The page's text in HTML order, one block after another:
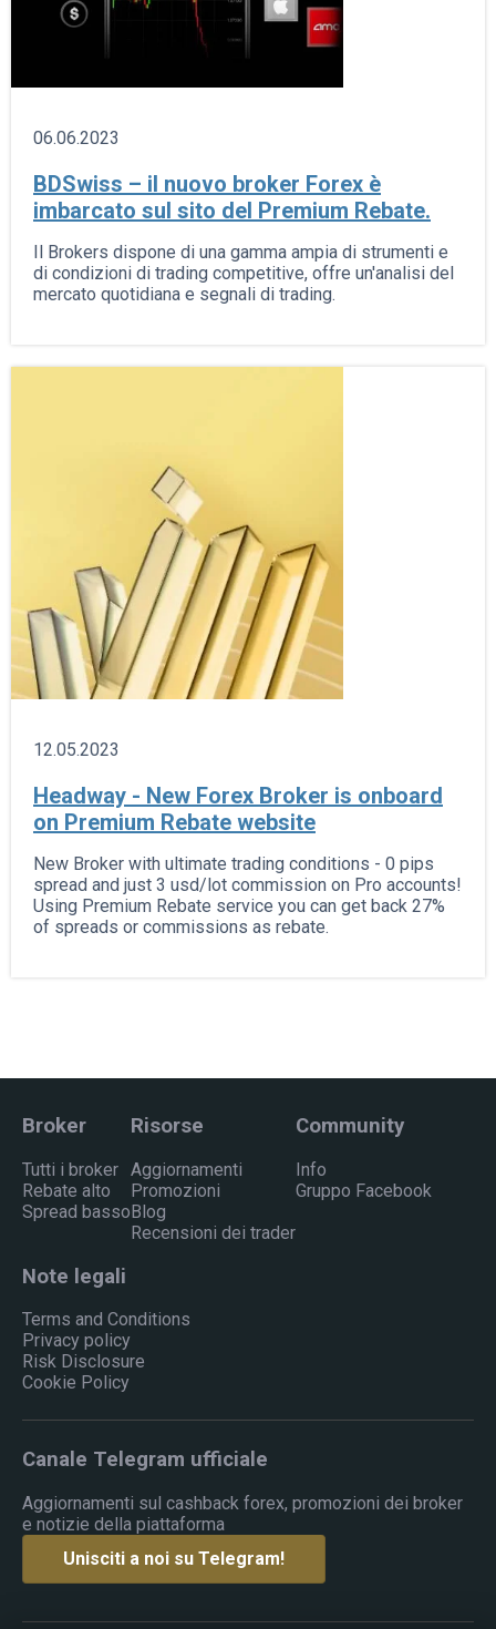
06.06.2023
BDSwiss – il nuovo broker Forex è
imbarcato sul sito del Premium Rebate.
Il Brokers dispone di una gamma ampia di strumenti e
di condizioni di trading competitive, offre un'analisi del
mercato quotidiana e segnali di trading.
12.05.2023
Headway - New Forex Broker is onboard
on Premium Rebate website
New Broker with ultimate trading conditions - 0 pips
spread and just 3 usd/lot commission on Pro accounts!
Using Premium Rebate service you can get back 27%
of spreads or commissions as rebate.
Broker
Tutti i broker
Rebate alto
Spread basso
Risorse
Aggiornamenti
Promozioni
Blog
Recensioni dei trader
Community
Info
Gruppo Facebook
Note legali
Terms and Conditions
Privacy policy
Risk Disclosure
Cookie Policy
Canale Telegram ufficiale
Aggiornamenti sul cashback forex, promozioni dei broker
e notizie della piattaforma
Unisciti a noi su Telegram!